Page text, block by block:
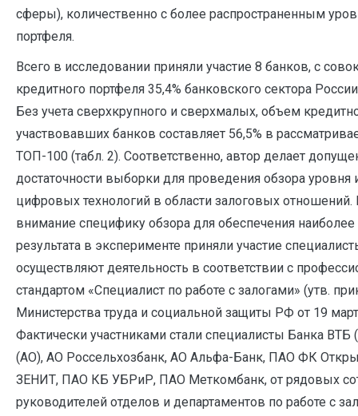
сферы), количественно с более распространенным
портфеля.
Всего в исследовании приняли участие 8 банков, с
кредитного портфеля 35,4% банковского сектора
Без учета сверхкрупного и сверхмалых, объем
участвовавших банков составляет 56,5% в
ТОП-100 (табл. 2). Соответственно, автор делает
достаточности выборки для проведения обзора уровня
цифровых технологий в области залоговых
внимание специфику обзора для обеспечения наиболее
результата в эксперименте приняли участие
осуществляют деятельность в соответствии с
стандартом «Специалист по работе с залогами» (утв.
Министерства труда и социальной защиты РФ от 19
Фактически участниками стали специалисты Банка
(АО), АО Россельхозбанк, АО Альфа-Банк, ПАО ФК
ЗЕНИТ, ПАО КБ УБРиР, ПАО Меткомбанк, от рядовых
руководителей отделов и департаментов по работе с